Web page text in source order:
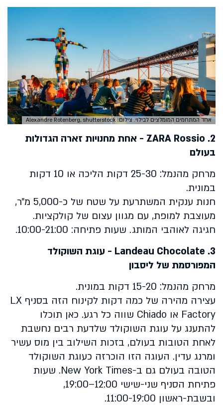
אחד המתחמים המומלצים לבילוי. צילום: Alexandre Rotenberg, shutterstock
2.
ZARA Rossio - אחת מחנויות זארה הגדולות
בעולם
מרחק מהנמל: 25-30 דקות הליכה או 10 דקות
במונית.
חנות ענקית המשתרעת על שטח של כ-5,000 מ״ר,
מעוצבת למופת, עם מגוון עצום של קולקציות.
חגיגה לאוהבי המותג. שעות פתיחה: 10:00-21:00.
3.
Landeau Chocolate - עוגת השוקולד
המפורסמת של ליסבון
מרחק מהנמל: 15-20 דקות במונית.
עצירה מהירה של כמה דקות לקינוח הזה בסניף LX
Factory או Chiado שווה כל רגע. כאן תוכלו
להתענג על עוגת השוקולד שלדעת רבים נחשבת
לאחת הטובות בעולם, בזכות השילוב בין מוס עשיר
ומרנג עדין. העוגה הזו הוכרזה כעוגת השוקולד
הטובה בעולם גם ב-New York Times. שעות
פתיחת הסניף שני-שישי 12:00–19:00,
ובשבת-ראשון 11:00-19:00.